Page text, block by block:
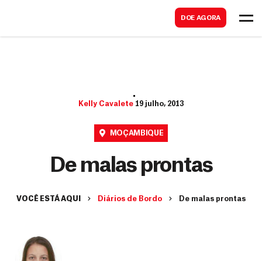
DOE AGORA
Kelly Cavalete 19 julho, 2013
MOÇAMBIQUE
De malas prontas
VOCÊ ESTÁ AQUI Diários de Bordo De malas prontas
r